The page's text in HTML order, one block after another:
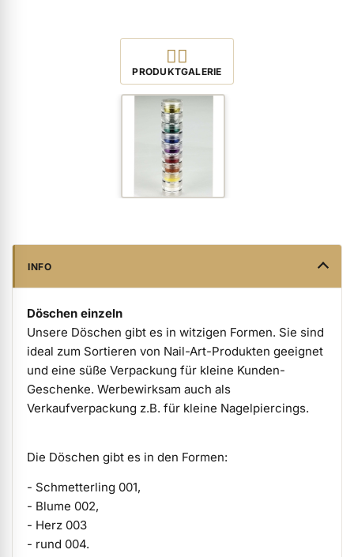
Produktbilder öffnen
PRODUKTGALERIE
INFO
Döschen einzeln
Unsere Döschen gibt es in witzigen Formen. Sie sind
ideal zum Sortieren von Nail-Art-Produkten geeignet
und eine süße Verpackung für kleine Kunden-
Geschenke. Werbewirksam auch als
Verkaufverpackung z.B. für kleine Nagelpiercings.
Die Döschen gibt es in den Formen:
- Schmetterling 001,
- Blume 002,
- Herz 003
- rund 004.